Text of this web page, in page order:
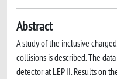
Abstract
A study of the inclusive
collisions is described. The
detector at LEP II. Results on